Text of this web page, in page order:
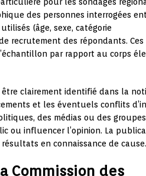
des personnes interrogées
(âge, sexe, catégorie
recrutement des répondants. Ces
par rapport au corps
être clairement identifié dans la
et les éventuels conflits
des médias ou des
ou influencer l’opinion. La
en connaissance de cause.
Commission des